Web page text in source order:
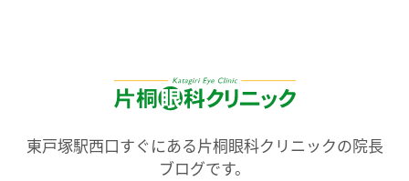
東戸塚駅西口すぐにある片桐眼科クリニックの院長
ブログです。